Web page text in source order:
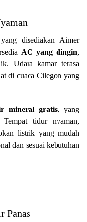
disediakan Aimer
AC yang dingin,
Udara kamar terasa
di cuaca Cilegon yang
mineral gratis, yang
tidur nyaman,
listrik yang mudah
dan sesuai kebutuhan
Panas